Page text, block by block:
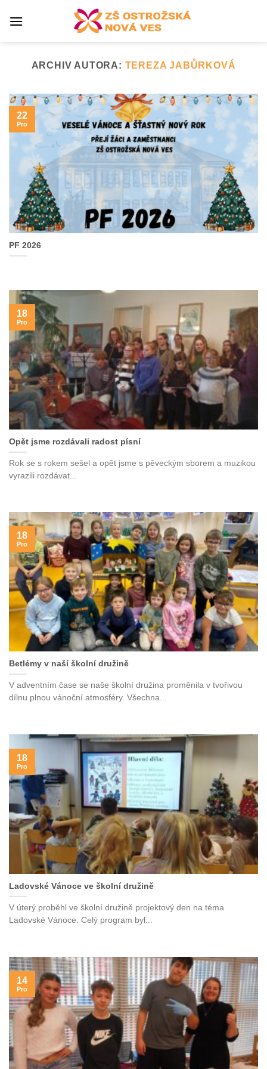
ARCHIV AUTORA: TEREZA JABŮRKOVÁ
PF 2026
22
Pro
Opět jsme rozdávali radost písní
Rok se s rokem sešel a opět jsme s pěveckým sborem a muzikou
vyrazili rozdávat...
18
Pro
Betlémy v naší školní družině
V adventním čase se naše školní družina proměnila v tvořivou
dílnu plnou vánoční atmosféry. Všechna...
18
Pro
Ladovské Vánoce ve školní družině
V úterý proběhl ve školní družině projektový den na téma
Ladovské Vánoce. Celý program byl...
18
Pro
14
Pro